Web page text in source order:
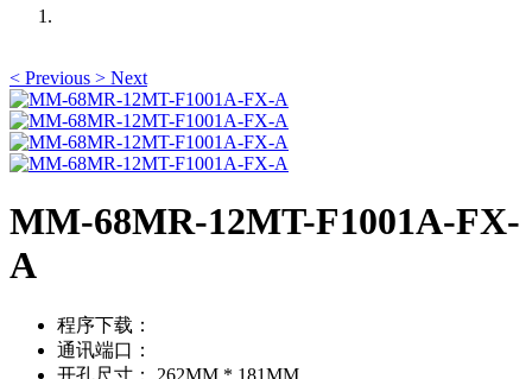
< Previous > Next
MM-68MR-12MT-F1001A-FX-
A
程序下载：
通讯端口：
开孔尺寸：
262MM * 181MM